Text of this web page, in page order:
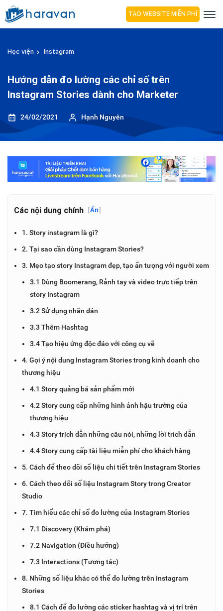
TẠO WEBSITE MIỄN PHÍ
Học viện Instagram
Hướng dẫn đo lường các chỉ số trên
Instagram Stories dành cho Marketer
24/02/2021 Hạnh Nguyên
Các nội dung chính [Ẩn]
1. Story instagram là gì?
2. Tại sao cần dùng Instagram Stories?
3. Mẹo tạo story Instagram đẹp, tạo ấn tượng với người xem
3.1 Dùng Boomerang, Rảnh tay và video trực tiếp trên
story Instagram
3.2 Sử dụng nhãn dán
3.3 Thêm Hashtag
3.4 Tạo hiệu ứng độc đáo với công cụ vẽ
4. Gợi ý nội dung Instagram Stories trong kinh doanh cho
thương hiệu
4.1 Story quảng bá sản phẩm mới
4.2 Story cung cấp những hình ảnh hậu trường của
thương hiệu
4.3 Story trích dẫn những câu nói, những lời trích dẫn
4.4 Story cung cấp tài liệu miễn phí cho khách hàng
5. Cách để theo dõi số liệu chi tiết trên Instagram Stories
6. Cách theo dõi số liệu Instagram Story trong Creator
Studio
7. Tìm hiểu các chỉ số đo lường của Instagram Stories
7.1 Discovery (Khám phá)
7.2 Navigation (Điều hướng)
7.3 Interactions (Tương tác)
8. Những số liệu khác có thể đo lường trên Instagram
Stories
8.1 Cách để đo lường các sticker hashtag và vị trí trên